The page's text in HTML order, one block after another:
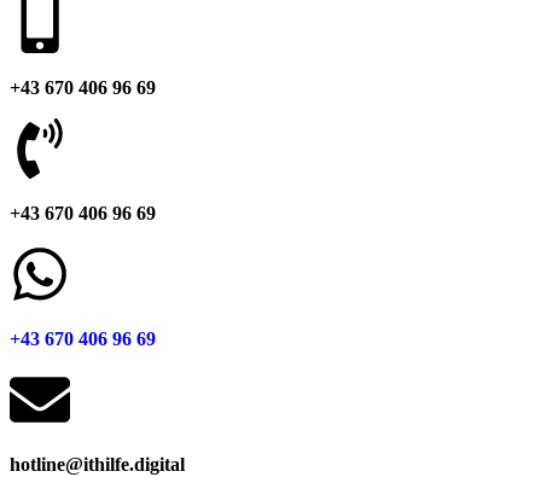
+43 670 406 96 69
+43 670 406 96 69
+43 670 406 96 69
hotline@ithilfe.digital